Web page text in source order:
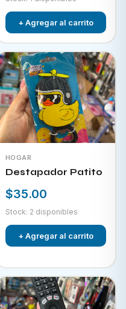
+ Agregar al carrito
HOGAR
Destapador Patito
$35.00
Stock: 2 disponibles
+ Agregar al carrito